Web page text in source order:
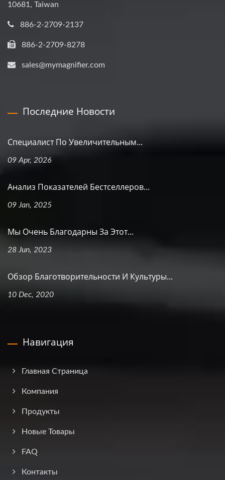
10681, Taiwan
886-2-2709-2137
886-2-2709-8278
sales@mymagnifier.com
Последние Новости
Специалист По Увеличительным...
09 Apr, 2026
Анализ Показателей Бестселлеров...
09 Jan, 2025
Мы Очень Благодарны За Этот...
28 Jun, 2023
Обзор Благотворительности И Культуры...
10 Dec, 2020
Навигация
Главная Страница
Компания
Продукты
Новые Товары
FAQ
Контакты